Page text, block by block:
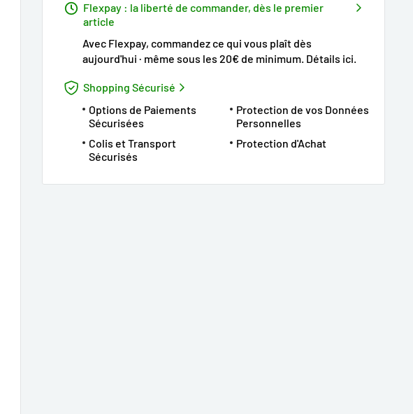
Flexpay : la liberté de commander, dès le premier
article
Avec Flexpay, commandez ce qui vous plaît dès
aujourd'hui · même sous les 20€ de minimum. Détails ici.
Shopping Sécurisé
Options de Paiements
Sécurisées
Protection de vos Données
Personnelles
Colis et Transport
Sécurisés
Protection d'Achat